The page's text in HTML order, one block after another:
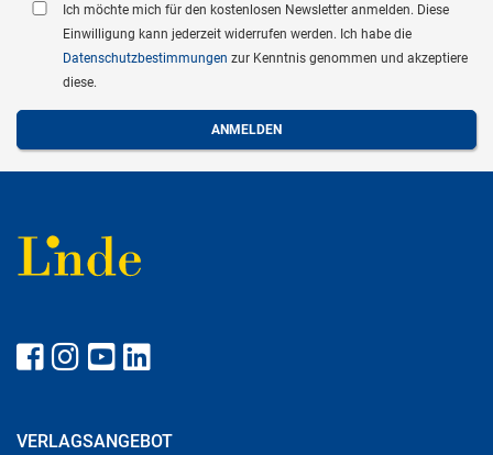
Ich möchte mich für den kostenlosen Newsletter anmelden. Diese
Einwilligung kann jederzeit widerrufen werden. Ich habe die
Datenschutzbestimmungen zur Kenntnis genommen und akzeptiere
diese.
VERLAGSANGEBOT